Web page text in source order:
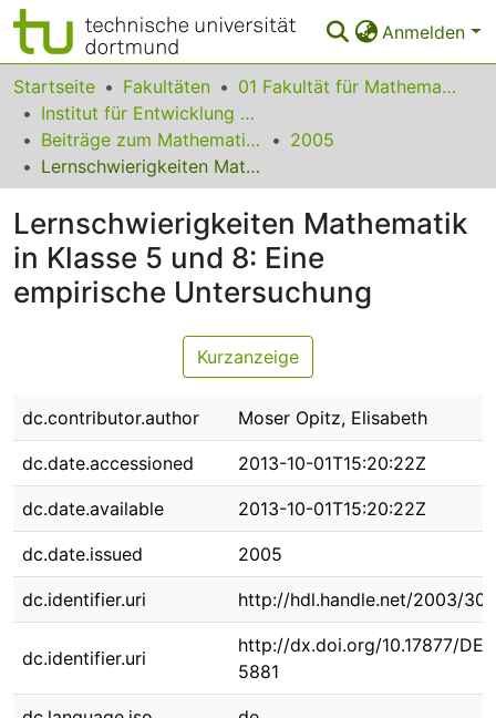
Anmelden
Bereiche & Sammlungen
Das gesamte Repositorium
Statistiken
FAQ
Leitlinien
Zurück zur Startseite
Startseite Fakultäten
01 Fakultät für Mathematik
Institut für Entwicklung und Erforschung des Mathematikunterrichts
Beiträge zum Mathematikunterricht
2005
Lernschwierigkeiten Mathematik in Klasse 5 und 8: Eine empirische Untersuchung
Lernschwierigkeiten Mathematik
in Klasse 5 und 8: Eine
empirische Untersuchung
Kurzanzeige
dc.contributor.author Moser Opitz, Elisabeth
dc.date.accessioned 2013-10-01T15:20:22Z
dc.date.available 2013-10-01T15:20:22Z
dc.date.issued 2005
dc.identifier.uri http://hdl.handle.net/2003/
dc.identifier.uri
http://dx.doi.org/10.17877/
5881